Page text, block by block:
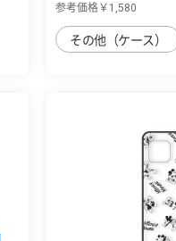
参考価格￥1,580
その他（ケース）